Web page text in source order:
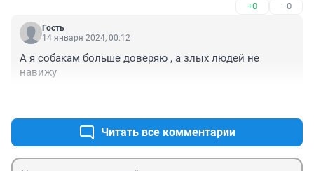
семья. Наказание должно быть, он хозяин виноват в
первую очередь.
+0 –0
Гость
14 января 2024, 00:12
А я собакам больше доверяю , а злых людей не
навижу
Читать все комментарии